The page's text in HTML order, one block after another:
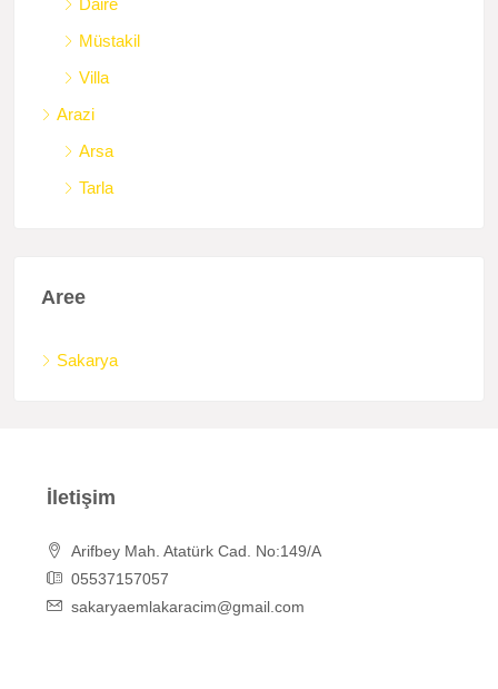
Daire
Müstakil
Villa
Arazi
Arsa
Tarla
Aree
Sakarya
İletişim
Arifbey Mah. Atatürk Cad. No:149/A
05537157057
sakaryaemlakaracim@gmail.com